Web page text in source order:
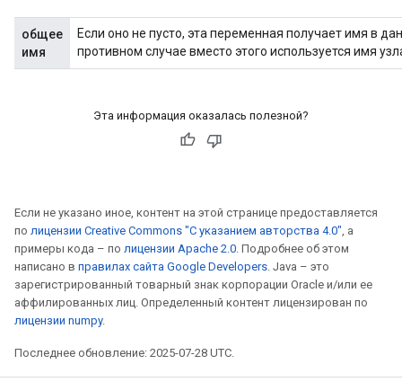
общее
имя
Если оно не пусто, эта переменная получает имя в
противном случае вместо этого используется имя
Эта информация оказалась полезной?
Если не указано иное, контент на этой странице предоставляется
по лицензии Creative Commons "С указанием авторства 4.0", а
примеры кода – по лицензии Apache 2.0. Подробнее об этом
написано в правилах сайта Google Developers. Java – это
зарегистрированный товарный знак корпорации Oracle и/или ее
аффилированных лиц. Определенный контент лицензирован по
лицензии numpy.
Последнее обновление: 2025-07-28 UTC.